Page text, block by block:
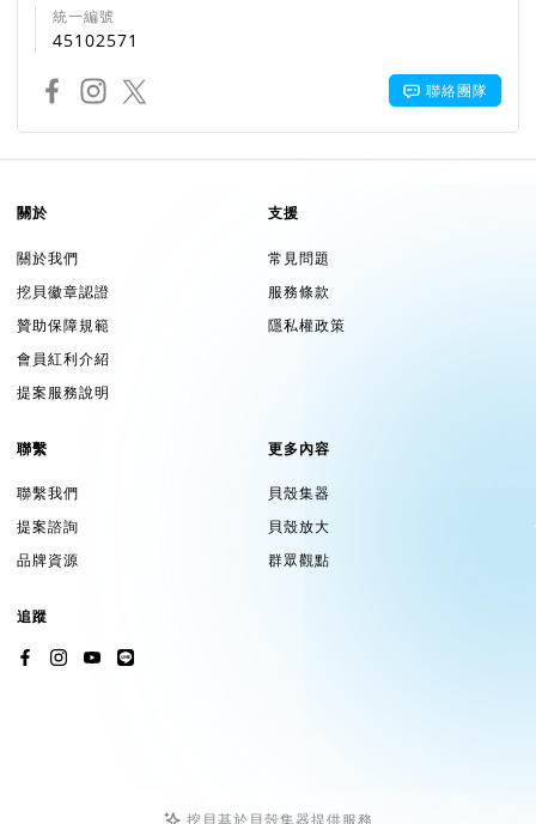
統一編號
45102571
聯絡團隊
關於
關於我們
挖貝徽章認證
贊助保障規範
會員紅利介紹
提案服務說明
支援
常見問題
服務條款
隱私權政策
聯繫
聯繫我們
提案諮詢
品牌資源
更多內容
貝殼集器
貝殼放大
群眾觀點
追蹤
挖貝基於貝殼集器提供服務